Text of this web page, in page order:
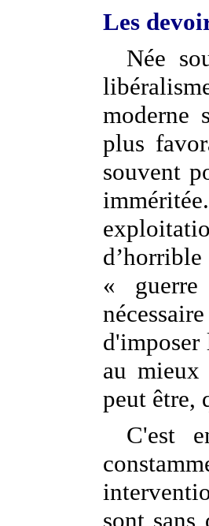
Les
Née
moderne
plus
souvent
« guerre
d'imposer
au mieux
peut être,
C'est
sont